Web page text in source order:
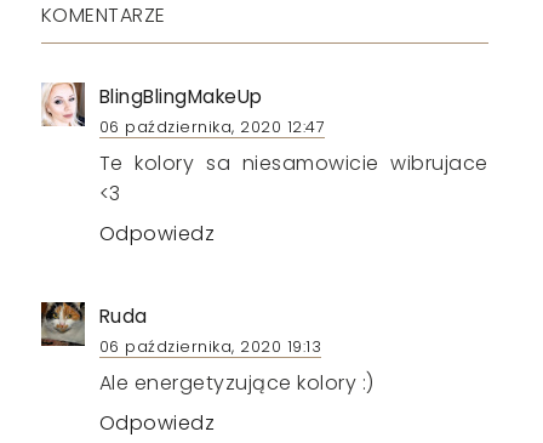
KOMENTARZE
BlingBlingMakeUp
06 października, 2020 12:47
Te kolory sa niesamowicie wibrujace
<3
Odpowiedz
Ruda
06 października, 2020 19:13
Ale energetyzujące kolory :)
Odpowiedz